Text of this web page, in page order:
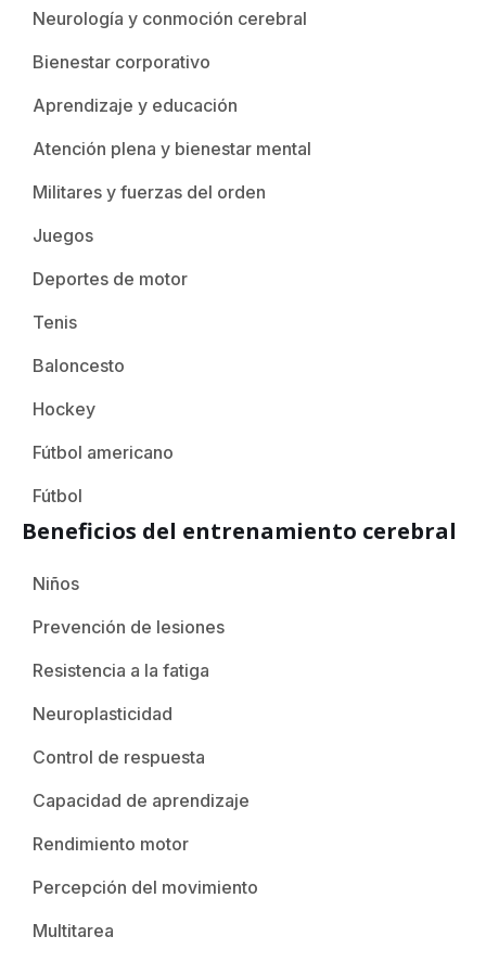
Neurología y conmoción cerebral
Bienestar corporativo
Aprendizaje y educación
Atención plena y bienestar mental
Militares y fuerzas del orden
Juegos
Deportes de motor
Tenis
Baloncesto
Hockey
Fútbol americano
Fútbol
Beneficios del entrenamiento cerebral
Niños
Prevención de lesiones
Resistencia a la fatiga
Neuroplasticidad
Control de respuesta
Capacidad de aprendizaje
Rendimiento motor
Percepción del movimiento
Multitarea